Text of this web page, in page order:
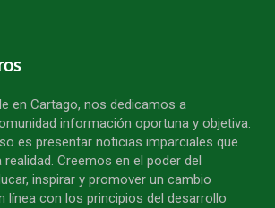
en Cartago, nos dedicamos a
información oportuna y objetiva.
es presentar noticias imparciales que
Creemos en el poder del
inspirar y promover un cambio
línea con los principios del desarrollo